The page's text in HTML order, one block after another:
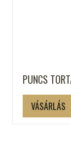
PUNCS
VÁSÁRLÁS